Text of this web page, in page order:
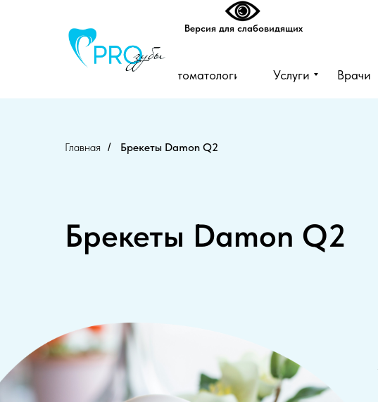
Услуги
Версия для слабовидящих
Врачи
Стоматология
Главная / Брекеты Damon Q2
Брекеты Damon Q2